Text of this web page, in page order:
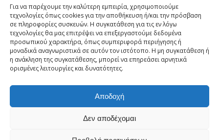
Για να παρέχουμε την καλύτερη εμπειρία, χρησιμοποιούμε
τεχνολογίες όπως cookies για την αποθήκευση ή/και την πρόσβαση
σε πληροφορίες συσκευών. Η συγκατάθεση για τις εν λόγω
τεχνολογίες θα μας επιτρέψει να επεξεργαστούμε δεδομένα
προσωπικού χαρακτήρα, όπως συμπεριφορά περιήγησης ή
μοναδικά αναγνωριστικά σε αυτόν τον ιστότοπο. Η μη συγκατάθεση ή
η ανάκληση της συγκατάθεσης, μπορεί να επηρεάσει αρνητικά
ορισμένες λειτουργίες και δυνατότητες.
Αποδοχή
Δεν αποδέχομαι
about Tinos
SUBSCRIBE
FOLLOW US
© Copyright 2018 Tinos About - All rights reserved